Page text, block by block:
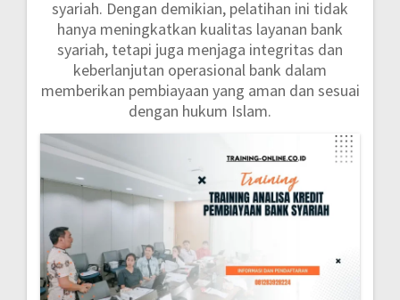
syariah. Dengan demikian, pelatihan ini tidak
hanya meningkatkan kualitas layanan bank
syariah, tetapi juga menjaga integritas dan
keberlanjutan operasional bank dalam
memberikan pembiayaan yang aman dan sesuai
dengan hukum Islam.